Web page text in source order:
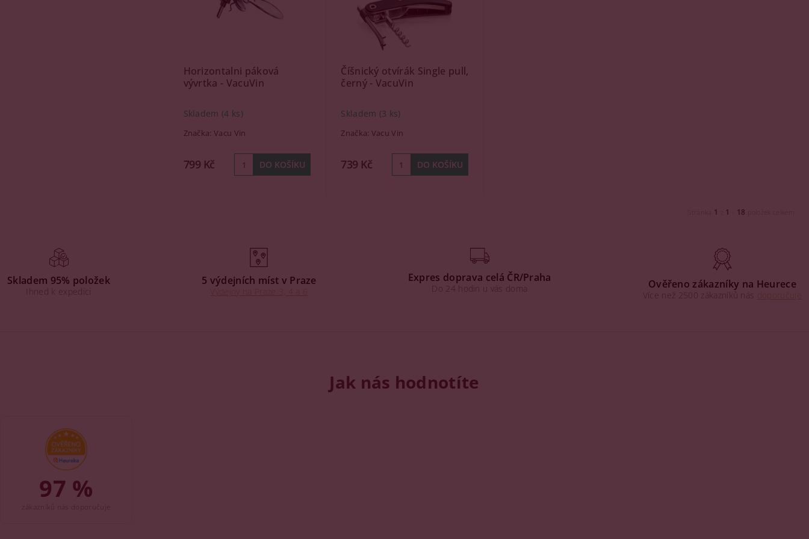
Horizontalni páková
vývrtka - VacuVin
Skladem (4 ks)
Značka:Vacu Vin
799 Kč
Číšnický otvírák Single pull,
černý - VacuVin
Skladem (3 ks)
Značka: Vacu Vin
739 Kč
1 1 18
Skladem 95% položek
Ihned k expedici
5 výdejních míst v Praze
Výdejny na Praze 3, 4 a 6
Expres doprava celá ČR/Praha
Do 24 hodin u vás doma Ověřeno zákazníky na Heurece
Více než 2500 zákazníků nás
Jak nás hodnotíte
97 %